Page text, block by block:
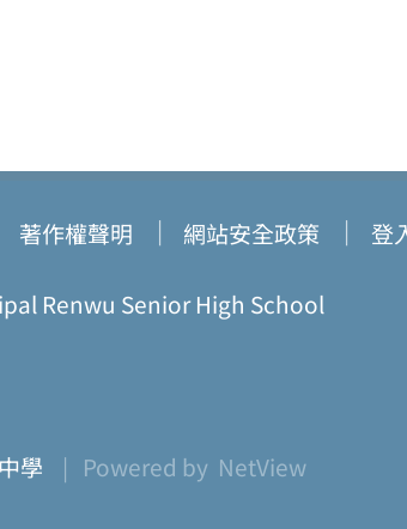
著作權聲明 網站安全政策 登
Renwu Senior High School
學 | Powered by NetView